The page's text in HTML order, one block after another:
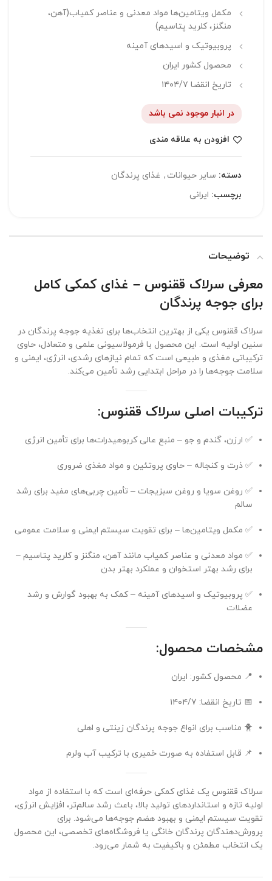
مکمل ویتامین‌ها مواد معدنی و عناصر کمیاب(آهن،
منگنز، کلرید پتاسیم)
پروبیوتیک و اسید‌های آمینه
محصول کشور ایران
تاریخ انقضا ۱۴۰۴/۷
در انبار موجود نمی باشد
افزودن به علاقه مندی
دسته: سایر حیوانات , غذای پرندگان
برچسب: ایرانی
توضیحات
معرفی سرلاک ققنوس – غذای کمکی کامل
برای جوجه پرندگان
سرلاک ققنوس یکی از بهترین انتخاب‌ها برای تغذیه جوجه پرندگان در
سنین اولیه است. این محصول با فرمولاسیونی علمی و متعادل، حاوی
ترکیباتی مغذی و طبیعی است که تمام نیازهای رشدی، انرژی، ایمنی و
سلامت جوجه‌ها را در مراحل ابتدایی رشد تأمین می‌کند.
ترکیبات اصلی سرلاک ققنوس:
✅ ارزن، گندم و جو – منبع عالی کربوهیدرات‌ها برای تأمین انرژی
✅ ذرت و کنجاله – حاوی پروتئین و مواد مغذی ضروری
✅ روغن سویا و روغن سبزیجات – تأمین چربی‌های مفید برای رشد
سالم
✅ مکمل ویتامین‌ها – برای تقویت سیستم ایمنی و سلامت عمومی
✅ مواد معدنی و عناصر کمیاب مانند آهن، منگنز و کلرید پتاسیم –
برای رشد بهتر استخوان و عملکرد بهتر بدن
✅ پروبیوتیک و اسیدهای آمینه – کمک به بهبود گوارش و رشد
عضلات
مشخصات محصول:
📍 محصول کشور: ایران
📅 تاریخ انقضا: ۱۴۰۴/۷
🐥 مناسب برای انواع جوجه پرندگان زینتی و اهلی
📌 قابل استفاده به صورت خمیری با ترکیب آب ولرم
سرلاک ققنوس یک غذای کمکی حرفه‌ای است که با استفاده از مواد
اولیه تازه و استانداردهای تولید بالا، باعث رشد سالم‌تر، افزایش انرژی،
تقویت سیستم ایمنی و بهبود هضم جوجه‌ها می‌شود. برای
پرورش‌دهندگان پرندگان خانگی یا فروشگاه‌های تخصصی، این محصول
یک انتخاب مطمئن و باکیفیت به شمار می‌رود.